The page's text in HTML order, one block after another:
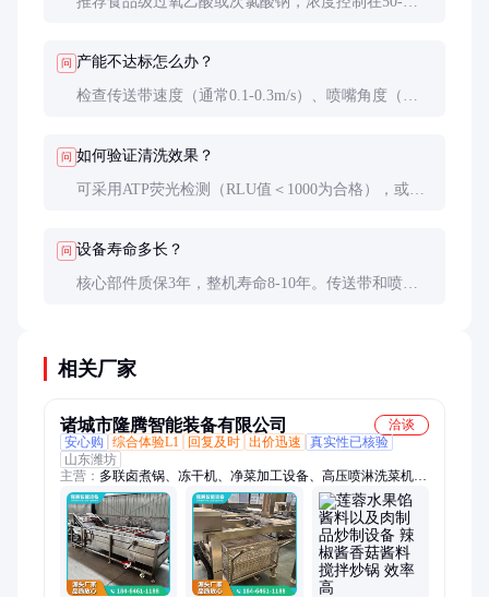
问 产能不达标怎么办？
检查传送带速度（通常0.1-0.3m/s）、喷嘴角度（建
问 如何验证清洗效果？
可采用ATP荧光检测（RLU值＜1000为合格），或委
问 设备寿命多长？
核心部件质保3年，整机寿命8-10年。传送带和喷嘴
相关厂家
诸城市隆腾智能装备有限公司
洽谈
安心购
综合体验L1 回复及时 出价迅速
真实性已核验
山东潍坊
主营： 多联卤煮锅、冻干机、净菜加工设备、高压喷淋洗菜机、
油炸设备、气泡清洗机